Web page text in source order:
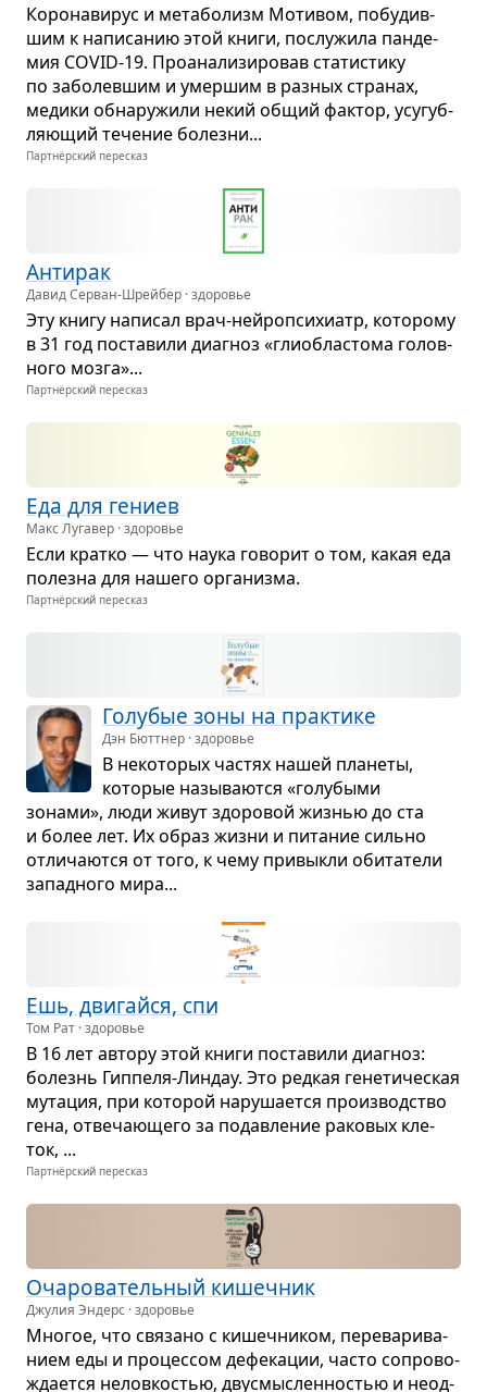
Коро­на­ви­рус и мета­бо­лизм Моти­вом, побу­див­
шим к напи­са­нию этой книги, послу­жила пан­де­
мия COVID‑19. Про­ана­ли­зи­ро­вав ста­ти­стику
по забо­лев­шим и умер­шим в раз­ных стра­нах,
медики обна­ру­жили некий общий фак­тор, усу­губ­
ля­ю­щий тече­ние болезни...
Партнёрский пересказ
Анти­рак
Давид Серван-Шрейбер · здоровье
Эту книгу напи­сал врач-нейро­пси­хи­атр, кото­рому
в 31 год поста­вили диа­гноз «гли­обла­стома голов­
ного мозга»...
Партнёрский пересказ
Еда для гениев
Макс Лугавер · здоровье
Если кратко — что наука гово­рит о том, какая еда
полезна для нашего орга­низма.
Партнёрский пересказ
Голу­бые зоны на прак­тике
Дэн Бюттнер · здоровье
В неко­то­рых частях нашей пла­неты,
кото­рые назы­ва­ются «голу­быми
зонами», люди живут здо­ро­вой жиз­нью до ста
и более лет. Их образ жизни и пита­ние сильно
отли­ча­ются от того, к чему при­выкли оби­та­тели
запад­ного мира...
Ешь, дви­гайся, спи
Том Рат · здоровье
В 16 лет автору этой книги поста­вили диа­гноз:
болезнь Гип­пеля-Лин­дау. Это ред­кая гене­ти­че­ская
мута­ция, при кото­рой нару­ша­ется про­из­вод­ство
гена, отве­ча­ю­щего за подав­ле­ние рако­вых кле­
ток, ...
Партнёрский пересказ
Оча­ро­ва­тель­ный кишеч­ник
Джулия Эндерс · здоровье
Мно­гое, что свя­зано с кишеч­ни­ком, пере­ва­ри­ва­
нием еды и про­цес­сом дефе­ка­ции, часто сопро­во­
жда­ется нелов­ко­стью, дву­смыс­лен­но­стью и неод­